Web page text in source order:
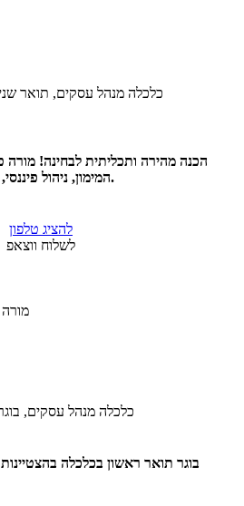
כלכלה מנהל עסקים, תואר שני,
הכנה מהירה ותכליתית לבחינה! מורה
המימון, ניהול פיננסי, שוק ההון ושמאות מקרקעין.
להציג טלפון
לשלוח ווצאפ
כלכלה מנהל עסקים,